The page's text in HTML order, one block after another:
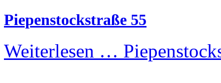
Piepenstockstraße 55
Weiterlesen …